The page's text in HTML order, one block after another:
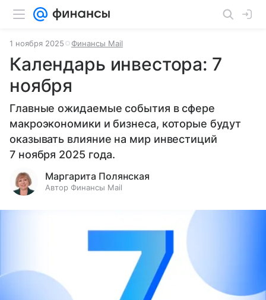
1 ноября 2025 Финансы Mail
Календарь инвестора: 7
ноября
Главные ожидаемые события в сфере
макроэкономики и бизнеса, которые будут
оказывать влияние на мир инвестиций
7 ноября 2025 года.
Маргарита Полянская
Автор Финансы Mail